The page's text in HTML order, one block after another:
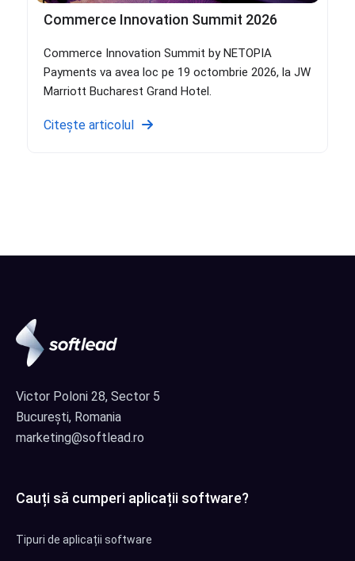
Commerce Innovation Summit 2026
Commerce Innovation Summit by NETOPIA
Payments va avea loc pe 19 octombrie 2026, la JW
Marriott Bucharest Grand Hotel.
Citește articolul
Victor Poloni 28, Sector 5
București, Romania
marketing@softlead.ro
Cauți să cumperi aplicații software?
Tipuri de aplicații software